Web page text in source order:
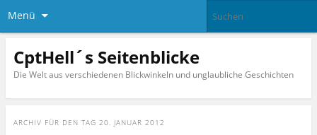
Menü
CptHell´s Seitenblicke
Die Welt aus verschiedenen Blickwinkeln und unglaubliche Geschichten
ARCHIV FÜR DEN TAG 20. JANUAR 2012